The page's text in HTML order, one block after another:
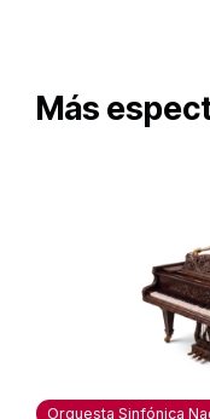
Más
Orquesta Sinfónica